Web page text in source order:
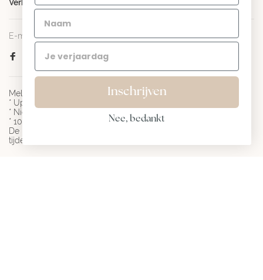
Verkooppunten
E-mail:info@jackie-gold.com
Meld je aan voor mijn nieuwsbrief en ontvang:
* Updates over sieradentrends
* Nieuwe collecties
* 10% korting op je eerste bestelling
De korting is geldig bij besteding vanaf € 100 en niet geldig
tijdens actieperiodes.
Inschrijven
Nee, bedankt